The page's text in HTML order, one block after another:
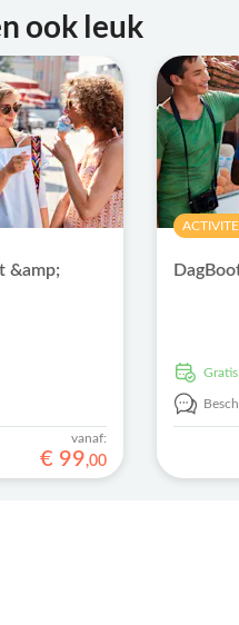
ook leuk
&amp;
vanaf:
€ 99,00